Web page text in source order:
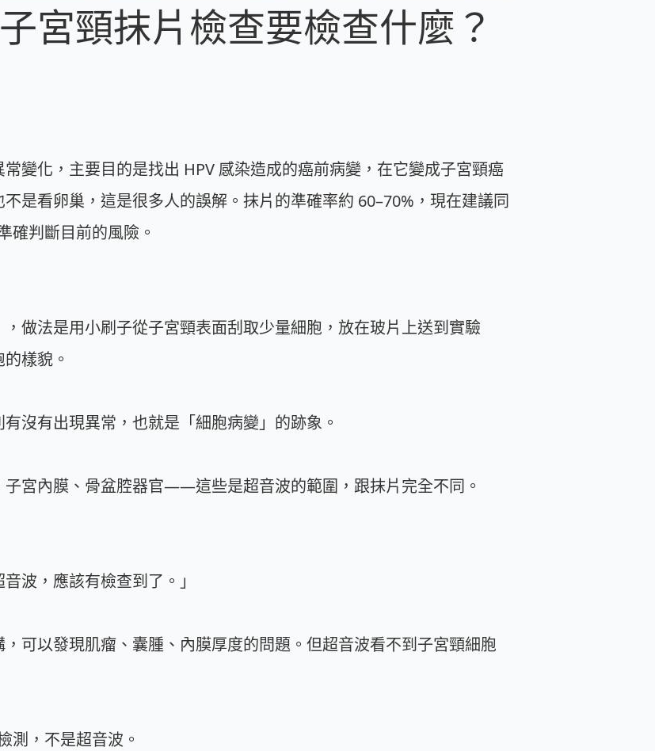
宮頸抹片檢查要檢查什麼？
變化，主要目的是找出 HPV 感染造成的癌前病變，在它變成子宮頸癌
是看卵巢，這是很多人的誤解。抹片的準確率約 60–70%，現在建議同
確判斷目前的風險。
做法是用小刷子從子宮頸表面刮取少量細胞，放在玻片上送到實驗
樣貌。
沒有出現異常，也就是「細胞病變」的跡象。
宮內膜、骨盆腔器官——這些是超音波的範圍，跟抹片完全不同。
波，應該有檢查到了。」
可以發現肌瘤、囊腫、內膜厚度的問題。但超音波看不到子宮頸細胞
測，不是超音波。